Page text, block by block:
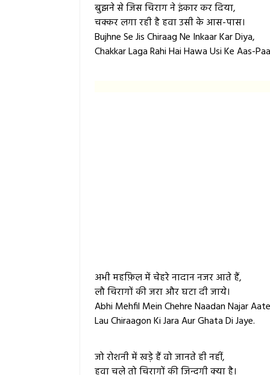
बुझने से जिस चिराग ने इंकार कर दिया,
चक्कर लगा रही है हवा उसी के आस-पास।
Bujhne Se Jis Chiraag Ne Inkaar Kar Diya,
Chakkar Laga Rahi Hai Hawa Usi Ke Aas-
अभी महफ़िल में चेहरे नादान नजर आते हैं,
लौ चिरागों की जरा और घटा दी जाये।
Abhi Mehfil Mein Chehre Naadan Najar
Lau Chiraagon Ki Jara Aur Ghata Di Jaye.
जो रोशनी में खड़े हैं वो जानते ही नहीं,